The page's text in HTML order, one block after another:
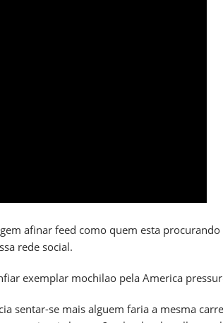
afinar feed como quem esta
rede social.
exemplar mochilao pela America
sentar-se mais alguem faria a mesma